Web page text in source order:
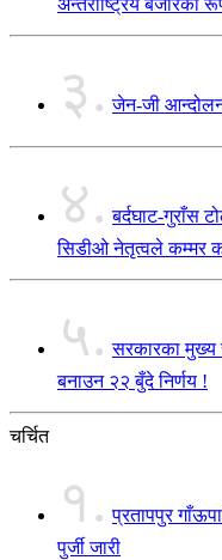
अन्तर्राष्ट्रिय बजारका
३. जेन-जी
४. बर्दघाट-गुराँस
सिडीओ नेतृत्वले कम्मर
५. सरकारका मुख्य
बनाउन २२ बुँदे निर्णय !
चर्चित
१. प्रतापपुर
पुर्जी जारी